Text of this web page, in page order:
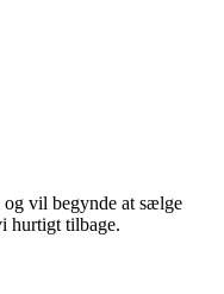
vil begynde at sælge
hurtigt tilbage.